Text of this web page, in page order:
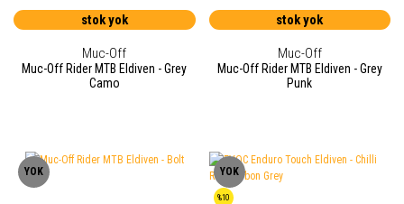
stok yok
Muc-Off
Muc-Off Rider MTB Eldiven - Grey
Camo
stok yok
Muc-Off
Muc-Off Rider MTB Eldiven - Grey
Punk
YOK YOK
%10